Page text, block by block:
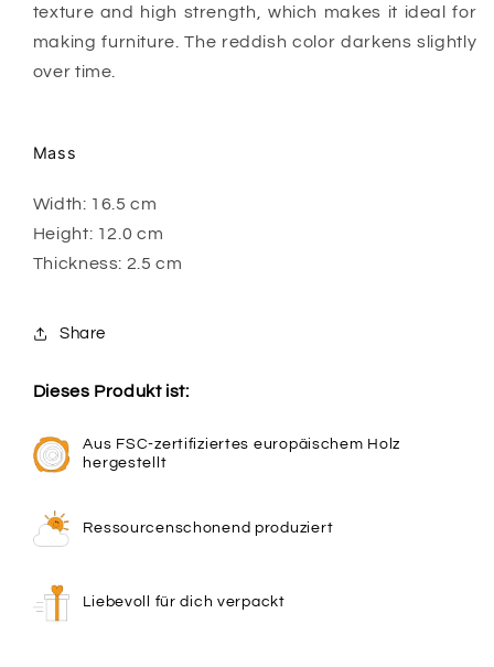
texture and high strength, which makes it ideal for
making furniture. The reddish color darkens slightly
over time.
Mass
Width: 16.5 cm
Height: 12.0 cm
Thickness: 2.5 cm
Share
Dieses Produkt ist:
Aus FSC-zertifiziertes europäischem Holz
hergestellt
Ressourcenschonend produziert
Liebevoll für dich verpackt